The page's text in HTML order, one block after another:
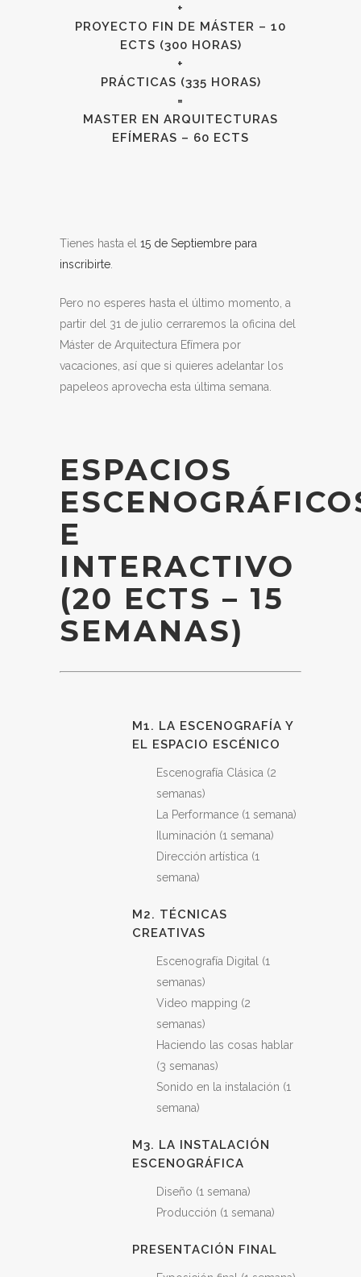
+
PROYECTO FIN DE MÁSTER – 10
ECTS (300 HORAS)
+
PRÁCTICAS (335 HORAS)
=
MASTER EN ARQUITECTURAS
EFÍMERAS – 60 ECTS
Tienes hasta el 15 de Septiembre para
inscribirte
Pero no esperes hasta el último momento, a
partir del 31 de julio cerraremos la oficina del
Máster de Arquitectura Efímera por
vacaciones, así que si quieres adelantar los
papeleos aprovecha esta última semana.
ESPACIOS
E
INTERACTIVO
(20 ECTS – 15
SEMANAS)
M1. LA ESCENOGRAFÍA Y
EL ESPACIO ESCÉNICO
Escenografía Clásica (2
semanas)
La Performance (1 semana)
Iluminación (1 semana)
Dirección artística (1
semana)
M2. TÉCNICAS
CREATIVAS
Escenografía Digital (1
semanas)
Video mapping (2
semanas)
Haciendo las cosas hablar
(3 semanas)
Sonido en la instalación (1
semana)
M3. LA INSTALACIÓN
ESCENOGRÁFICA
Diseño (1 semana)
Producción (1 semana)
PRESENTACIÓN FINAL